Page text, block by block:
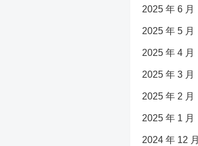
2025 年 6 月
2025 年 5 月
2025 年 4 月
2025 年 3 月
2025 年 2 月
2025 年 1 月
2024 年 12 月